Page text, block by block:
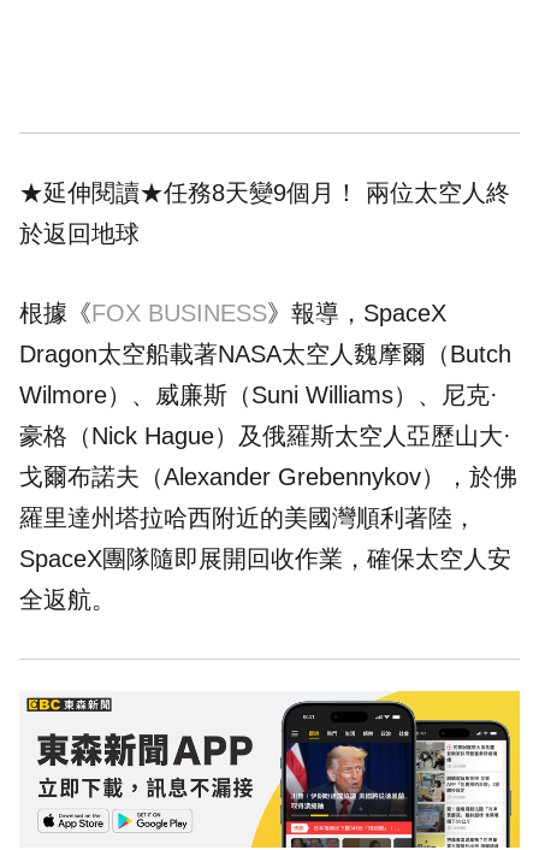
★延伸閱讀★任務8天變9個月！ 兩位太空人終
於返回地球
根據《FOX BUSINESS》報導，SpaceX
Dragon太空船載著NASA太空人魏摩爾（Butch
Wilmore）、威廉斯（Suni Williams）、尼克·
豪格（Nick Hague）及俄羅斯太空人亞歷山大·
戈爾布諾夫（Alexander Grebennykov），於佛
羅里達州塔拉哈西附近的美國灣順利著陸，
SpaceX團隊隨即展開回收作業，確保太空人安
全返航。